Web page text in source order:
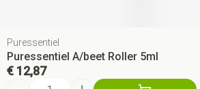
Puressentiel
Puressentiel A/beet Roller 5ml
€ 12,87